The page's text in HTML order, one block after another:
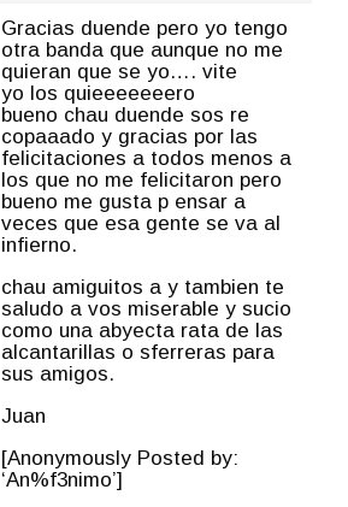
Gracias duende pero yo tengo
otra banda que aunque no me
quieran que se yo…. vite
yo los quieeeeeeero
bueno chau duende sos re
copaaado y gracias por las
felicitaciones a todos menos a
los que no me felicitaron pero
bueno me gusta p ensar a
veces que esa gente se va al
infierno.
chau amiguitos a y tambien te
saludo a vos miserable y sucio
como una abyecta rata de las
alcantarillas o sferreras para
sus amigos.
Juan
[Anonymously Posted by:
‘An%f3nimo’]